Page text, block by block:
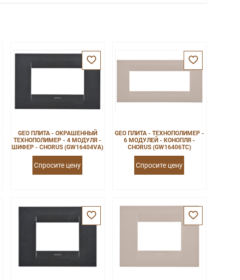
GEO ПЛИТА - ОКРАШЕННЫЙ
ТЕХНОПОЛИМЕР - 4 МОДУЛЯ -
ШИФЕР - CHORUS (GW16404VA)
Спросите цену
GEO ПЛИТА - ТЕХНОПОЛИМЕР -
6 МОДУЛЕЙ - КОНОПЛЯ -
CHORUS (GW16406TC)
Спросите цену